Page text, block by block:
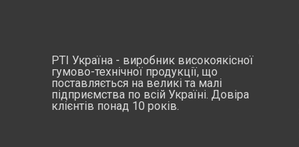
РТІ Україна - виробник високоякісної
гумово-технічної продукції, що
поставляється на великі та малі
підприємства по всій Україні. Довіра
клієнтів понад 10 років.